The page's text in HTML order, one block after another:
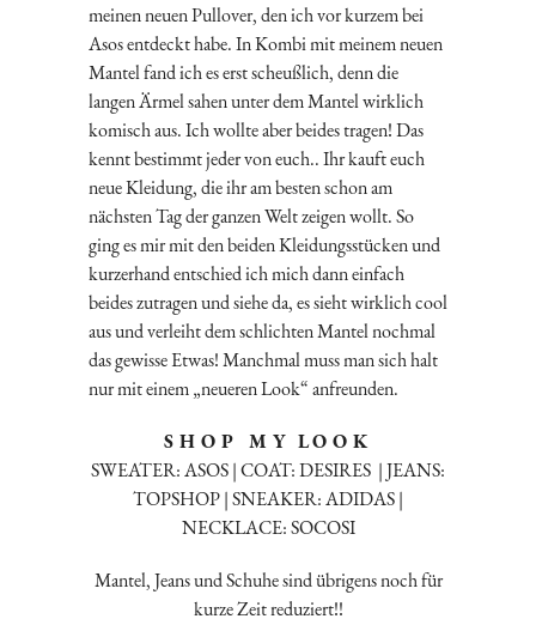
meinen neuen Pullover, den ich vor kurzem bei
Asos entdeckt habe. In Kombi mit meinem neuen
Mantel fand ich es erst scheußlich, denn die
langen Ärmel sahen unter dem Mantel wirklich
komisch aus. Ich wollte aber beides tragen! Das
kennt bestimmt jeder von euch.. Ihr kauft euch
neue Kleidung, die ihr am besten schon am
nächsten Tag der ganzen Welt zeigen wollt. So
ging es mir mit den beiden Kleidungsstücken und
kurzerhand entschied ich mich dann einfach
beides zutragen und siehe da, es sieht wirklich cool
aus und verleiht dem schlichten Mantel nochmal
das gewisse Etwas! Manchmal muss man sich halt
nur mit einem „neueren Look“ anfreunden.
S H O P M Y L O O K
SWEATER: ASOS | COAT: DESIRES | JEANS:
TOPSHOP | SNEAKER: ADIDAS |
NECKLACE: SOCOSI
Mantel, Jeans und Schuhe sind übrigens noch für
kurze Zeit reduziert!!